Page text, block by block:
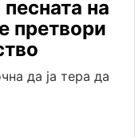
на
претвори
да ја тера да